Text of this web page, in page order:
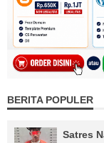
BERITA POPULER
Satres